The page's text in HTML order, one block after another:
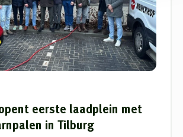
eerste laadplein met
in Tilburg